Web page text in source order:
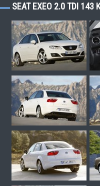
SEAT EXEO 2.0 TDI 143